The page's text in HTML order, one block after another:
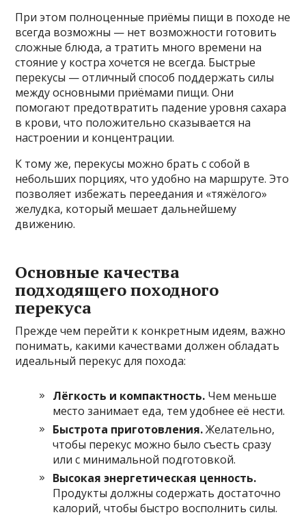
При этом полноценные приёмы пищи в походе не
всегда возможны — нет возможности готовить
сложные блюда, а тратить много времени на
стояние у костра хочется не всегда. Быстрые
перекусы — отличный способ поддержать силы
между основными приёмами пищи. Они
помогают предотвратить падение уровня сахара
в крови, что положительно сказывается на
настроении и концентрации.
К тому же, перекусы можно брать с собой в
небольших порциях, что удобно на маршруте. Это
позволяет избежать переедания и «тяжёлого»
желудка, который мешает дальнейшему
движению.
Основные качества
подходящего походного
перекуса
Прежде чем перейти к конкретным идеям, важно
понимать, какими качествами должен обладать
идеальный перекус для похода:
Лёгкость и компактность. Чем меньше
место занимает еда, тем удобнее её нести.
Быстрота приготовления.Желательно,
чтобы перекус можно было съесть сразу
или с минимальной подготовкой.
Высокая энергетическая ценность.
Продукты должны содержать достаточно
калорий, чтобы быстро восполнить силы.